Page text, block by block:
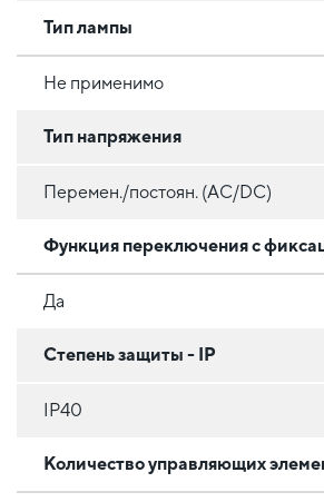
Тип лампы
Не применимо
Тип напряжения
Перемен./постоян. (AC/DC)
Функция переключения с
Да
Степень защиты - IP
IP40
Количество управляющих